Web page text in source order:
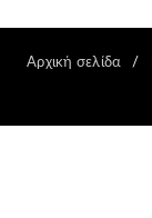
Αρχική σελίδα /